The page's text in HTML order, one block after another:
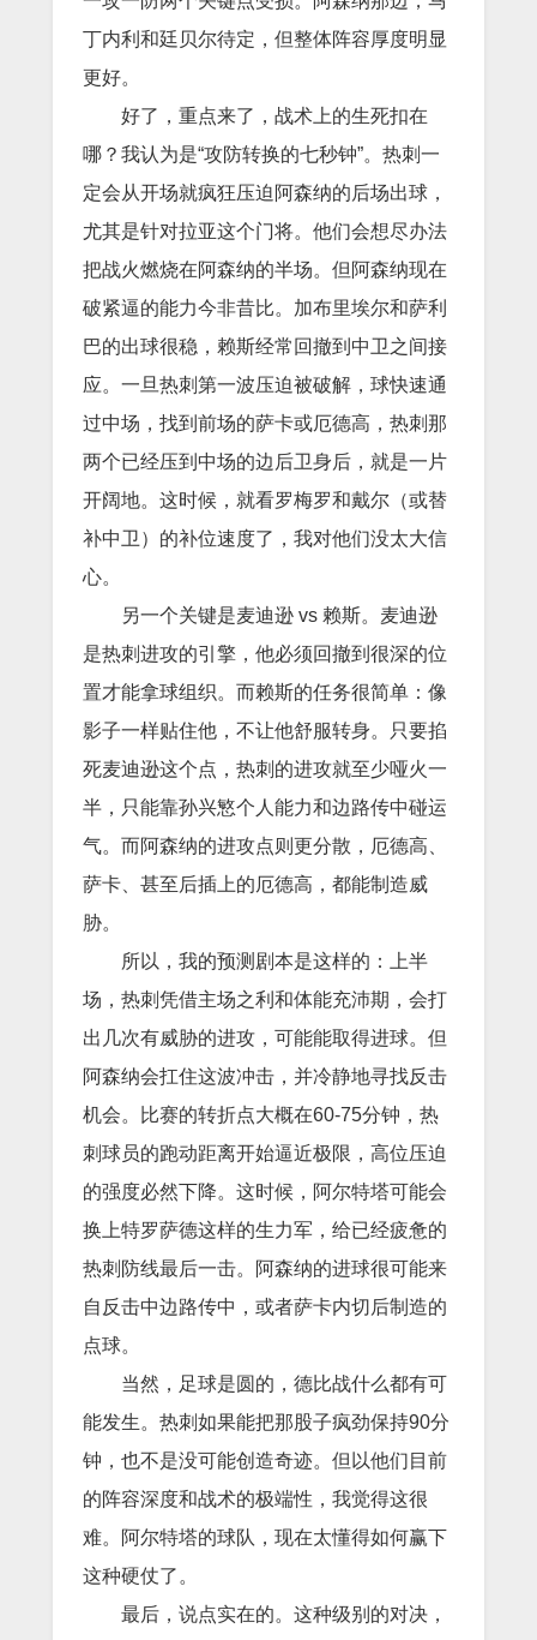
丁内利和廷贝尔待定，但整体阵容厚度明显
更好。
好了，重点来了，战术上的生死扣在
哪？我认为是“攻防转换的七秒钟”。热刺一
定会从开场就疯狂压迫阿森纳的后场出球，
尤其是针对拉亚这个门将。他们会想尽办法
把战火燃烧在阿森纳的半场。但阿森纳现在
破紧逼的能力今非昔比。加布里埃尔和萨利
巴的出球很稳，赖斯经常回撤到中卫之间接
应。一旦热刺第一波压迫被破解，球快速通
过中场，找到前场的萨卡或厄德高，热刺那
两个已经压到中场的边后卫身后，就是一片
开阔地。这时候，就看罗梅罗和戴尔（或替
补中卫）的补位速度了，我对他们没太大信
心。
另一个关键是麦迪逊 vs 赖斯。麦迪逊
是热刺进攻的引擎，他必须回撤到很深的位
置才能拿球组织。而赖斯的任务很简单：像
影子一样贴住他，不让他舒服转身。只要掐
死麦迪逊这个点，热刺的进攻就至少哑火一
半，只能靠孙兴慜个人能力和边路传中碰运
气。而阿森纳的进攻点则更分散，厄德高、
萨卡、甚至后插上的厄德高，都能制造威
胁。
所以，我的预测剧本是这样的：上半
场，热刺凭借主场之利和体能充沛期，会打
出几次有威胁的进攻，可能能取得进球。但
阿森纳会扛住这波冲击，并冷静地寻找反击
机会。比赛的转折点大概在60-75分钟，热
刺球员的跑动距离开始逼近极限，高位压迫
的强度必然下降。这时候，阿尔特塔可能会
换上特罗萨德这样的生力军，给已经疲惫的
热刺防线最后一击。阿森纳的进球很可能来
自反击中边路传中，或者萨卡内切后制造的
点球。
当然，足球是圆的，德比战什么都有可
能发生。热刺如果能把那股子疯劲保持90分
钟，也不是没可能创造奇迹。但以他们目前
的阵容深度和战术的极端性，我觉得这很
难。阿尔特塔的球队，现在太懂得如何赢下
这种硬仗了。
最后，说点实在的。这种级别的对决，